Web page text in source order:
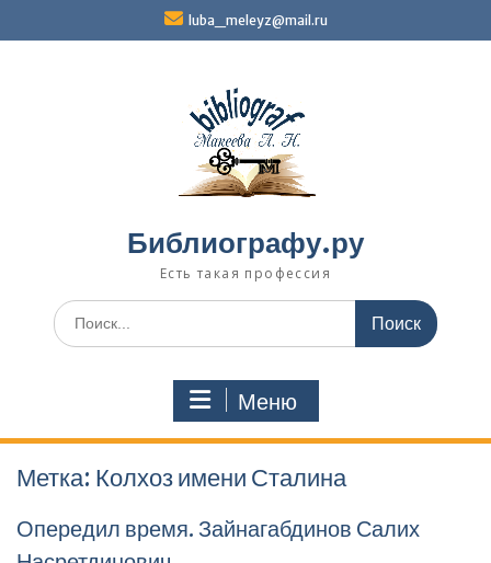
luba_meleyz@mail.ru
Библиографу.ру
Есть такая профессия
Поиск
по:
Меню
Метка: Колхоз имени Сталина
Опередил время. Зайнагабдинов Салих